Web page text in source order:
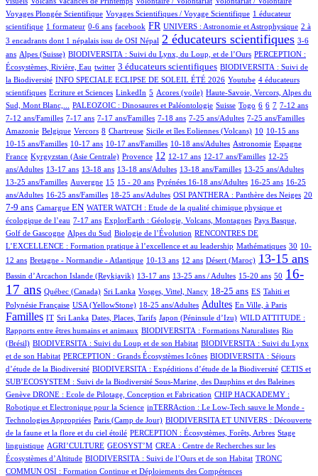
Voyages Plongée Scientifique
3/475 Voyages Scientifiques / Voyage Scientifique
54/475
1 éducateur
scientifique
4/475 1 formateur
2/475 0-6 ans
9/475 facebook
181/475 FR
14/475 UNIVERS : Astronomie et Astrophysique
3/475
2 à
3 encadrants dont 1 népalais issu de OSI Népal
299/475 2 éducateurs scientifiques
8/475
3-6
ans
54/475Alpes (Suisse)
24/475 BIODIVERSITA : Suivi du Lynx, du Loup, et de l’Ours
5/475
PERCEPTION :
Écosystèmes, Rivière, Eau
1/475 twitter
122/475 3 éducateurs scientifiques
36/475
BIODIVERSITA : Suivi de
la Biodiversité
35/475 INFO SPECIALE ECLIPSE DE SOLEIL ÉTÉ 2026
1/475 Youtube
25/475
4 éducateurs
scientifiques
1/475 Ecriture et Sciences
1/475 LinkedIn
16/475 5
2/475 Acores (voile)
9/475
Haute-Savoie, Vercors, Alpes du
Sud, Mont Blanc,...
28/475 PALEOZOIC : Dinosaures et Paléontologie
2/475 Suisse
4/475 Togo
1/475 6
12/475 6
29/475 7
7/475 7-12 ans
25/475
7-12 ans/Familles
2/475 7-17 ans
23/475 7-17 ans/Familles
17/475 7-18 ans
1/475 7-25 ans/Adultes
8/475 7-25 ans/Familles
1/475
Amazonie
1/475 Belgique
1/475 Vercors
32/475 8
1/475 Chartreuse
4/475 Sicile et îles Eoliennes (Volcans)
46/475 10
2/475 10-15 ans
1/475
10-15 ans/Familles
3/475 10-17 ans
5/475 10-17 ans/Familles
4/475 10-18 ans/Adultes
38/475 Astronomie
35/475 Espagne
6/475
France
35/475Kyrgyzstan (Asie Centrale)
93/475 Provence
206/475 12
14/475 12-17 ans
2/475 12-17 ans/Familles
1/475
12-25
ans/Adultes
71/475 13-17 ans
7/475 13-18 ans
15/475 13-18 ans/Adultes
5/475 13-18 ans/Familles
1/475 13-25 ans/Adultes
2/475
13-25 ans/Familles
2/475 Auvergne
96/475 15
20/475 15 - 20 ans
32/475 Pyrénées
37/475 16-18 ans/Adultes
2/475 16-25 ans
2/475
16-25
ans/Adultes
2/475 16-25 ans/Familles
7/475 18-25 ans/Adultes
31/475 OSI PANTHERA : Panthère des Neiges
43/475 20
119/475
7-9 ans
2/475 Camargue
112/475 EN
9/475
WATER WATCH : Etude de la qualité chimique physique et
écologique de l’eau
11/475 7-17 ans
14/475 ExplorEarth : Géologie, Volcans, Montagnes
12/475
Pays Basque,
Golf de Gascogne
10/475 Alpes du Sud
3/475 Biologie de l’Évolution
76/475
RENCONTRES DE
L’EXCELLENCE : Formation pratique à l’excellence et au leadership
2/475 Mathématiques
7/475 30
61/475
10-
12 ans
29/475Bretagne - Normandie - Atlantique
96/475 10-13 ans
32/475 12 ans
3/475 Désert (Maroc)
278/475 13-15 ans
1/475
Bassin d’Arcachon
9/475 Islande (Reykjavik)
20/475 13-17 ans
14/475 13-25 ans / Adultes
9/475 15-20 ans
2/475 50
327/475
16-
17 ans
22/475 Québec (Canada)
2/475 Sri Lanka
5/475 Vosges, Vittel, Nancy
123/475 18-25 ans
36/475 ES
13/475
Tahiti et
Polynésie Française
4/475 USA (YellowStone)
79/475 18-25 ans/Adultes
175/475 Adultes
1/475 En Ville, à Paris
218/475
Familles
6/475 IT
2/475 Sri Lanka
5/475 Dates, Places, Tarifs
4/475 Japon (Péninsule d’Izu)
12/475
WILD ATTITUDE :
Rapports entre êtres humains et animaux
16/475 BIODIVERSITA : Formations Naturalistes
3/475
Rio
(Brésil)
5/475 BIODIVERSITA : Suivi du Loup et de son Habitat
6/475
BIODIVERSITA : Suivi du Lynx
et de son Habitat
1/475 PERCEPTION : Grands Écosystèmes Icônes
9/475
BIODIVERSITA : Séjours
d’étude de la Biodiversité
3/475 BIODIVERSITA : Expéditions d’étude de la Biodiversité
30/475
CETIS et
SUB’ECOSYSTEM : Suivi de la Biodiversité Sous-Marine, des Dauphins et des Baleines
14/475
Genève
6/475 DRONE : Ecole de Pilotage, Conception et Fabrication
4/475
CHIP HACKADEMY :
Robotique et Electronique pour la Science
2/475
inTERRAction : Le Low-Tech sauve le Monde -
Technologies Appropriées
4/475 Paris (Camp de Jour)
2/475
BIODIVERSITA ET UNIVERS : Découverte
de la faune et la flore et du ciel étoilé
21/475 PERCEPTION : Écosystèmes, Forêts, Arbres
3/475
Stage
linguistique
1/475 AGRI’CULTURE
2/475 GEOSYST’M
1/475
CREA : Centre de Recherches sur les
Écosystèmes d’Altitude
1/475 BIODIVERSITA : Suivi de l’Ours et de son Habitat
2/475
TRONC
COMMUN OSI : Formation Continue et Déploiements des Compétences